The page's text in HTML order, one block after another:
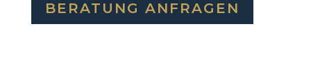
BERATUNG ANFRAGEN